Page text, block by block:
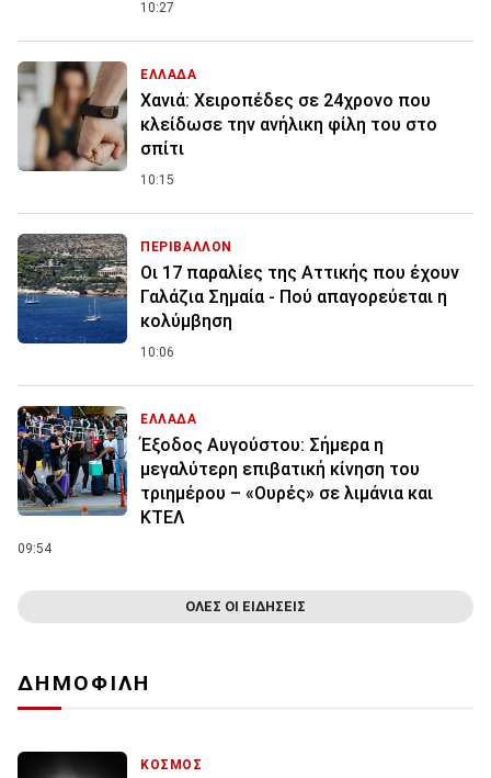
10:27
ΕΛΛΑΔΑ
Χανιά: Χειροπέδες σε 24χρονο που
κλείδωσε την ανήλικη φίλη του στο
σπίτι
10:15
ΠΕΡΙΒΑΛΛΟΝ
Οι 17 παραλίες της Αττικής που έχουν
Γαλάζια Σημαία - Πού απαγορεύεται η
κολύμβηση
10:06
ΕΛΛΑΔΑ
Έξοδος Αυγούστου: Σήμερα η
μεγαλύτερη επιβατική κίνηση του
τριημέρου – «Ουρές» σε λιμάνια και
ΚΤΕΛ
09:54
ΟΛΕΣ ΟΙ ΕΙΔΗΣΕΙΣ
ΔΗΜΟΦΙΛΗ
ΚΟΣΜΟΣ